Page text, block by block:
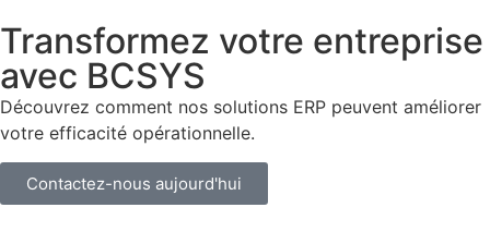
Transformez votre entreprise
avec BCSYS
Découvrez comment nos solutions ERP peuvent améliorer
votre efficacité opérationnelle.
Contactez-nous aujourd'hui